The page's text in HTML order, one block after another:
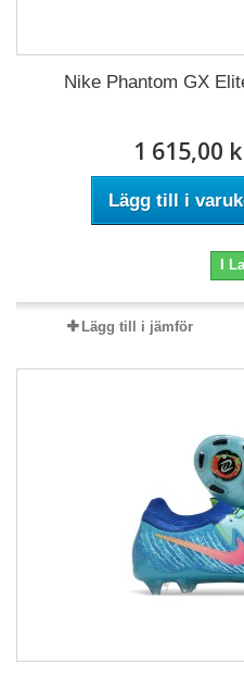
Nike Phantom GX
1 615,00
Lägg till i
I
Lägg till i jämför